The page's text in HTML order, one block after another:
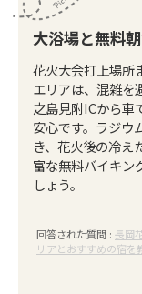
大浴場と無料
花火大会打上場所
エリアは、混雑を
之島見附ICから車
安心です。ラジウ
き、花火後の冷え
富な無料バイキン
しょう。
回答された質問 : 長岡
リアとおすすめの宿を